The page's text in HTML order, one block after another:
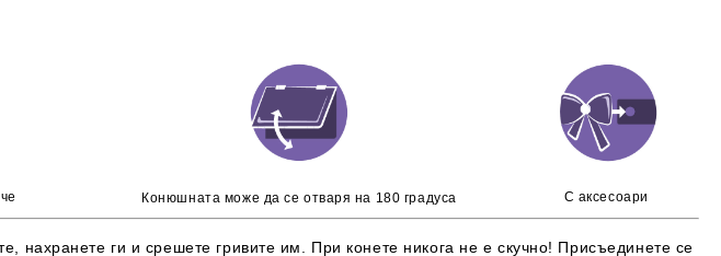
Конюшната може да се отваря на 180 градуса С аксесоари
нахранете ги и срешете гривите им. При конете никога не е скучно! Присъединете се